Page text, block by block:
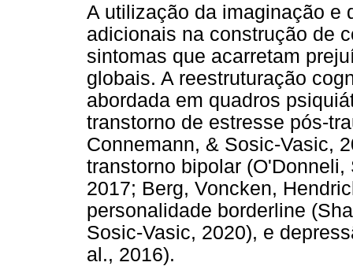
A utilização da imaginação e
adicionais na construção de
sintomas que acarretam
globais. A reestruturação
abordada em quadros
transtorno de estresse pós-
Connemann, & Sosic-Vasic,
transtorno bipolar
2017; Berg, Voncken,
personalidade borderline
Sosic-Vasic, 2020), e
al., 2016).